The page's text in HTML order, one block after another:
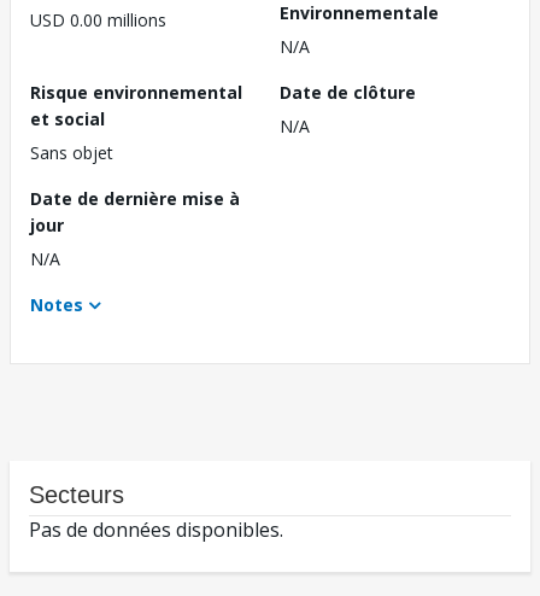
USD 0.00 millions
Environnementale
N/A
Risque environnemental
et social
Sans objet
Date de clôture
N/A
Date de dernière mise à
jour
N/A
Notes
Secteurs
Pas de données disponibles.